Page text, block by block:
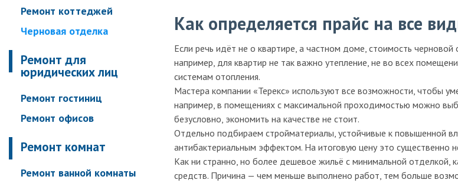
Ремонт коттеджей
Черновая отделка
Ремонт для
юридических лиц
Ремонт гостиниц
Ремонт офисов
Ремонт комнат
Ремонт ванной комнаты
Как определяется прайс на все
Если речь идёт не о квартире, а частном доме, стоимость
например, для квартир не так важно утепление, не во всех
системам отопления.
Мастера компании «Терекс» используют все возможности, чтобы
например, в помещениях с максимальной проходимостью можно
безусловно, экономить на качестве не стоит.
Отдельно подбираем стройматериалы, устойчивые к повышенной
антибактериальным эффектом. На итоговую цену это существенно
Как ни странно, но более дешевое жильё с минимальной
средств. Причина — чем меньше выполнено работ, тем больше